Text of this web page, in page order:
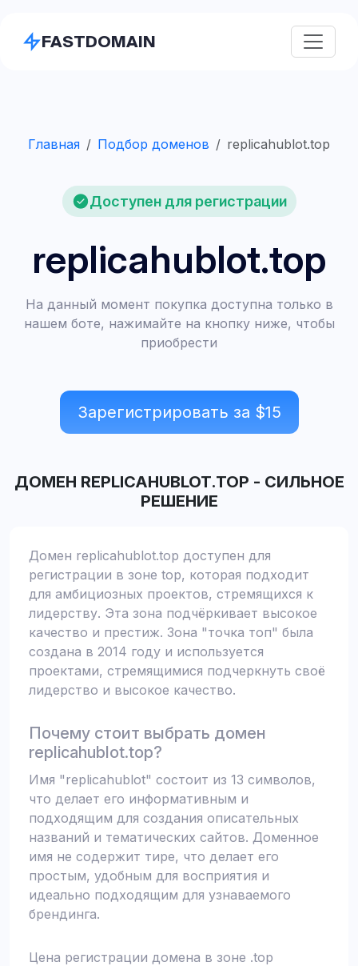
FASTDOMAIN
Главная Подбор доменов replicahublot.top
Доступен для регистрации
replicahublot.top
На данный момент покупка доступна только в
нашем боте, нажимайте на кнопку ниже, чтобы
приобрести
Зарегистрировать за $15
ДОМЕН REPLICAHUBLOT.TOP - СИЛЬНОЕ
РЕШЕНИЕ
Домен replicahublot.top доступен для
регистрации в зоне top, которая подходит
для амбициозных проектов, стремящихся к
лидерству. Эта зона подчёркивает высокое
качество и престиж. Зона "точка топ" была
создана в 2014 году и используется
проектами, стремящимися подчеркнуть своё
лидерство и высокое качество.
Почему стоит выбрать домен
replicahublot.top?
Имя "replicahublot" состоит из 13 символов,
что делает его информативным и
подходящим для создания описательных
названий и тематических сайтов. Доменное
имя не содержит тире, что делает его
простым, удобным для восприятия и
идеально подходящим для узнаваемого
брендинга.
Цена регистрации домена в зоне .top